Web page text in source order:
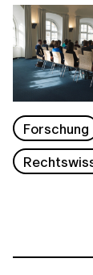
Forschung